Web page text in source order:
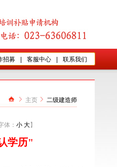
招募 客服中心 联系我们
主页 二级建造师
体： 小 大】
学历"